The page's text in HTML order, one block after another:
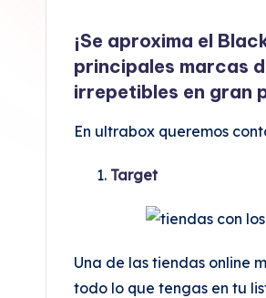
¡Se aproxima el
principales marcas
irrepetibles en gran
En ultrabox queremos
Target
Una de las tiendas online
todo lo que tengas en tu